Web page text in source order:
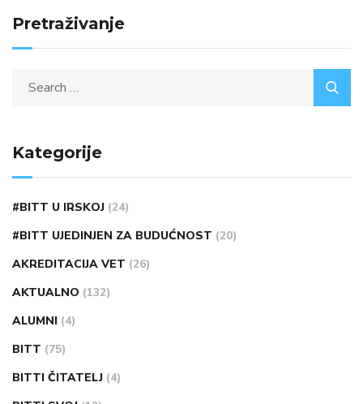
Pretraživanje
Kategorije
#BITT U IRSKOJ (24)
#BITT UJEDINJEN ZA BUDUĆNOST (20)
AKREDITACIJA VET (26)
AKTUALNO (132)
ALUMNI (4)
BITT (75)
BITTI ČITATELJ (4)